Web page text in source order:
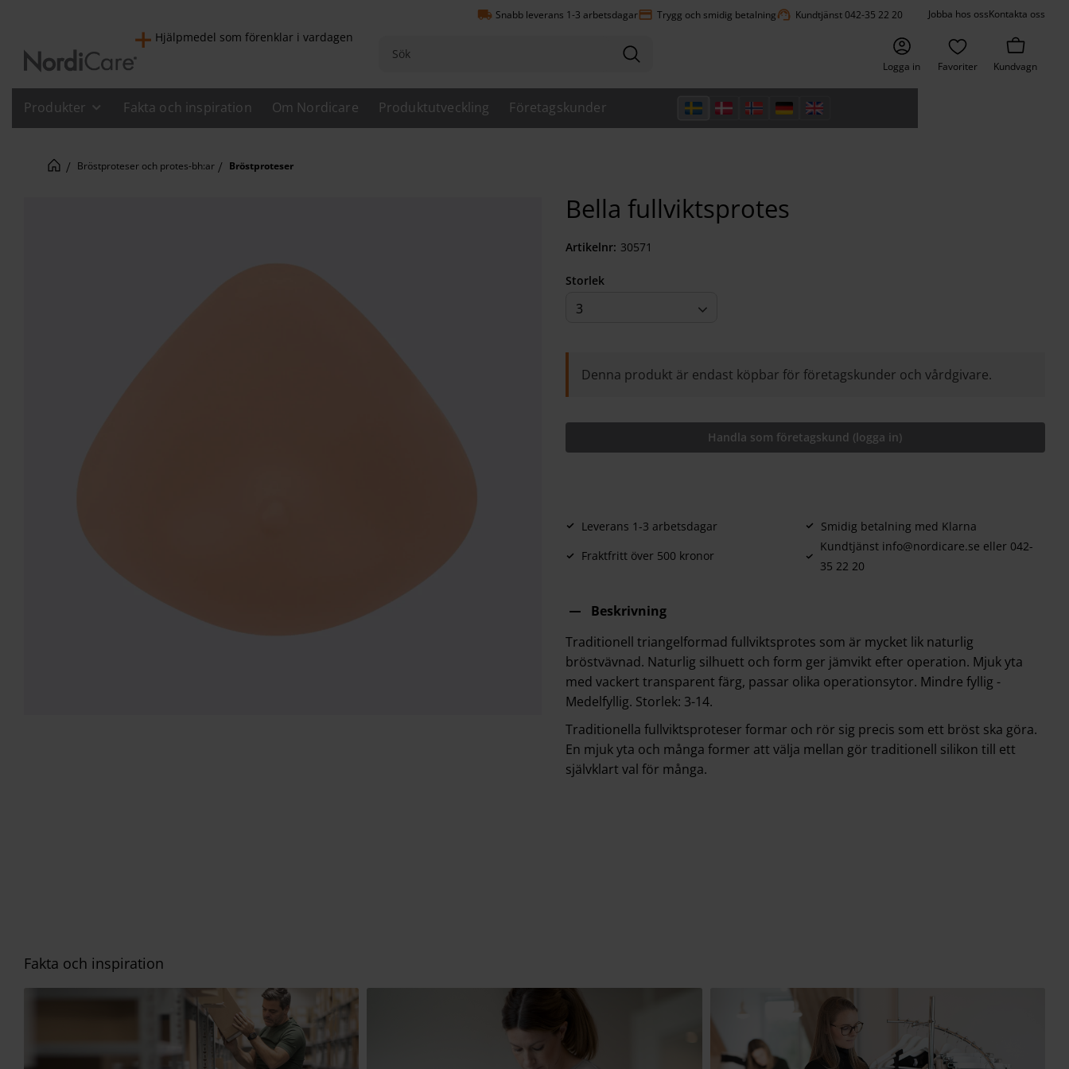
local_shipping Snabb leverans 1-3 arbetsdagarpayment Trygg och smidig betalningsupport_agent Kundtjänst 042-35 22 20 Jobba hos ossKontakta oss
Hjälpmedel som förenklar i vardagen
Produkter Fakta och inspiration Om Nordicare Produktutveckling Företagskunder
Logga in Favoriter Kundvagn
Bröstproteser och protes-bh:ar Bröstproteser
Bella fullviktsprotes
Storlek
3
Denna produkt är endast köpbar för företagskunder och vårdgivare.
Handla som företagskund (logga in)
Leverans 1-3 arbetsdagar
Smidig betalning med Klarna
Fraktfritt över 500 kronor
Kundtjänst info@nordicare.se eller 042-
35 22 20
Artikelnr 305710803
Beskrivning
Traditionell triangelformad fullviktsprotes som är mycket lik naturlig
bröstvävnad. Naturlig silhuett och form ger jämvikt efter operation. Mjuk yta
med vackert transparent färg, passar olika operationsytor. Mindre fyllig -
Medelfyllig. Storlek: 3-14.
Traditionella fullviktsproteser formar och rör sig precis som ett bröst ska göra.
En mjuk yta och många former att välja mellan gör traditionell silikon till ett
självklart val för många.
Fakta och inspiration